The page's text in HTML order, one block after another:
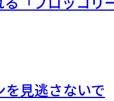
見逃さないで